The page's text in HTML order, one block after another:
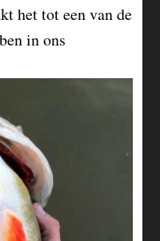
het tot een van de
in ons